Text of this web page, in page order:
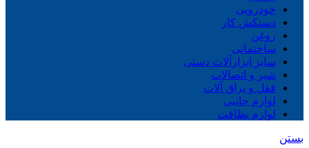
خودرویی
دستکش کار
روغن
ساختمانی
سایز ابزارآلات دستی
شیر و اتصالات
قفل و یراق آلات
لوازم جانبی
لوازم نظافت
بستن